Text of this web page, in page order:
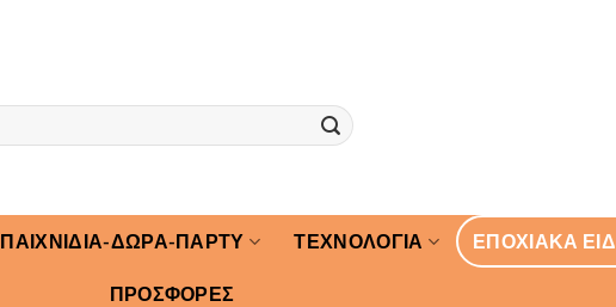
ΠΑΙΧΝΙΔΙΑ-ΔΩΡΑ-ΠΑΡΤΥ ΤΕΧΝΟΛΟΓΙΑ ΕΠΟΧΙΑΚΑ
ΠΡΟΣΦΟΡΕΣ